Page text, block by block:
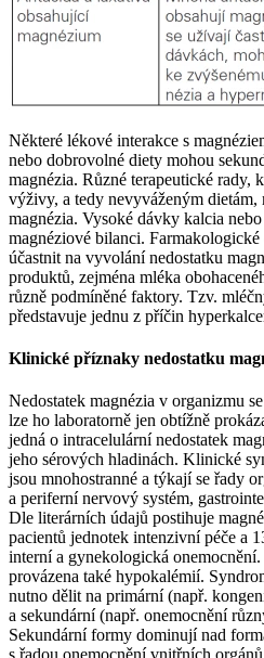
Některé lékové interakce s
nebo dobrovolné diety mohou
magnézia. Různé terapeutické rady,
výživy, a tedy nevyváženým dietám,
magnézia. Vysoké dávky kalcia
magnéziové bilanci.
účastnit na vyvolání nedostatku
produktů, zejména mléka
různě podmíněné faktory. Tzv.
představuje jednu z příčin
Klinické příznaky nedostatku
Nedostatek magnézia v organizmu
lze ho laboratorně jen obtížně
jedná o intracelulární nedostatek
jeho sérových hladinách. Klinické
jsou mnohostranné a týkají se řady
a periferní nervový systém,
Dle literárních údajů postihuje
pacientů jednotek intenzivní péče a
interní a gynekologická
provázena také hypokalémií.
nutno dělit na primární (např.
a sekundární (např. onemocnění
Sekundární formy dominují nad